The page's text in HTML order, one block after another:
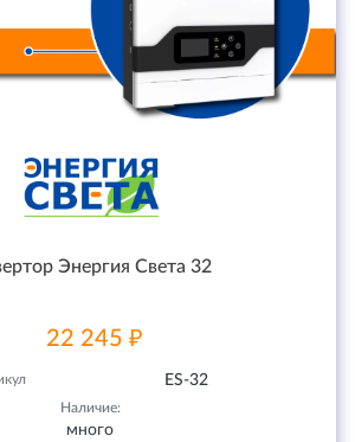
Энергия Света 32
22 245 ₽
ES-32
Наличие:
много